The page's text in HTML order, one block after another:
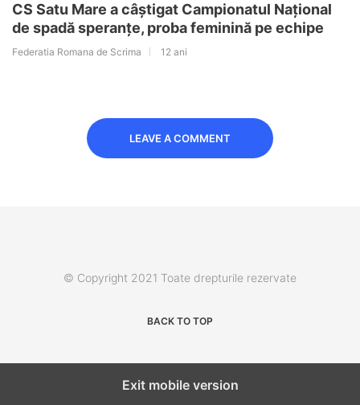
CS Satu Mare a câștigat Campionatul Național
de spadă speranțe, proba feminină pe echipe
Federatia Romana de Scrima 12 ani
LEAVE A COMMENT
© Copyright 2021 Toate drepturile rezervate
BACK TO TOP
Exit mobile version